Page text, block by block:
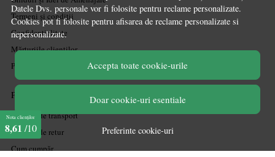
Datele Dvs. personale vor fi folosite pentru reclame personalizate.
Cookies pot fi folosite pentru afisarea de reclame personalizate si
nepersonalizate.
Accepta toate cookie-urile
Doar cookie-uri esentiale
Preferinte cookie-uri
Termeni și condiții
Confidențialitate
Mărturiile clienților
Politica de Cookies
PLATA SI LIVRARE
Politica de transport
Politica de retur
Cum cumpăr
Nota clienților
8,61 /10